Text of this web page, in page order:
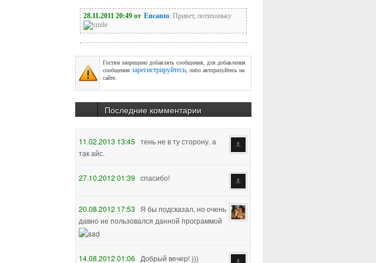
Гостям запрещено добавлять сообщения, для добавления
сообщения зарегистрируйтесь , либо авторизуйтесь на
сайте.
Последние комментарии
11.02.2013 13:45 тень не в ту сторону. а
так айс.
27.10.2012 01:39 спасибо!
20.08.2012 17:53
Я бы подсказал, но очень
давно не пользовался данной программой
14.08.2012 01:06
Добрый вечер! )))